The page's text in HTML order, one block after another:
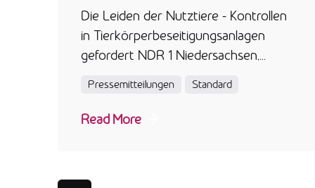
Die Leiden der Nutztiere - Kontrollen
in Tierkörperbeseitigungsanlagen
gefordert NDR 1 Niedersachsen,...
Pressemitteilungen Standard
Read More